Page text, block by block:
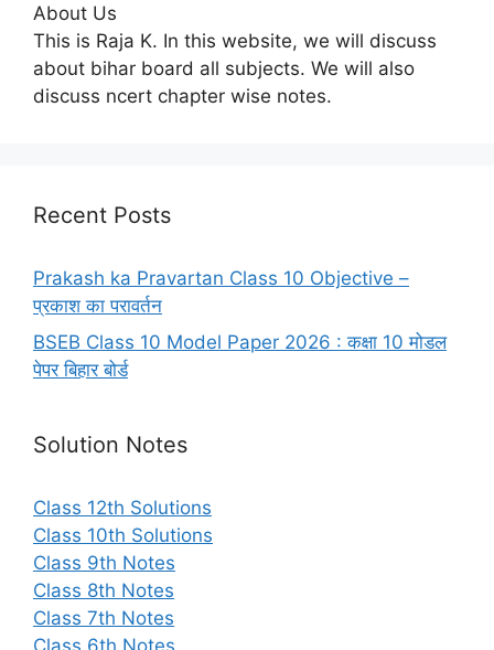
About Us
This is Raja K. In this website, we will discuss
about bihar board all subjects. We will also
discuss ncert chapter wise notes.
Recent Posts
Prakash ka Pravartan Class 10 Objective –
प्रकाश का परावर्तन
BSEB Class 10 Model Paper 2026 : कक्षा 10 मोडल
पेपर बिहार बोर्ड
Solution Notes
Class 12th Solutions
Class 10th Solutions
Class 9th Notes
Class 8th Notes
Class 7th Notes
Class 6th Notes